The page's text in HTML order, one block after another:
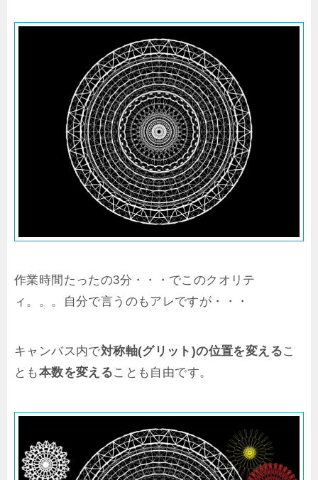
作業時間たったの3分・・・でこのクオリテ
ィ。。。自分で言うのもアレですが・・・
キャンバス内で対称軸(グリット)の位置を変えるこ
とも本数を変えることも自由です。